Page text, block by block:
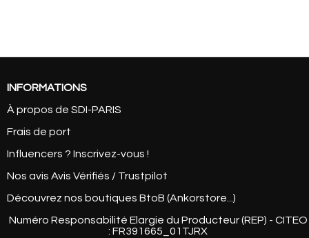
INFORMATIONS
À propos de SDI-PARIS
Frais de port
Influencers ? Inscrivez-vous !
Nos avis Avis Vérifiés / Trustpilot
Découvrez nos boutiques BtoB (Ankorstore...)
Numéro Responsabilité Elargie du Producteur (REP) - CITEO
: FR391665_01TJRX